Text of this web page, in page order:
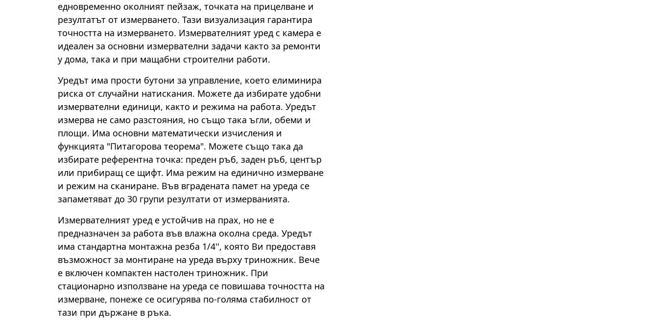
едновременно околният пейзаж, точката на прицелване и
резултатът от измерването. Тази визуализация гарантира
точността на измерването. Измервателният уред с камера е
идеален за основни измервателни задачи както за ремонти
у дома, така и при мащабни строителни работи.
Уредът има прости бутони за управление, което елиминира
риска от случайни натискания. Можете да избирате удобни
измервателни единици, както и режима на работа. Уредът
измерва не само разстояния, но също така ъгли, обеми и
площи. Има основни математически изчисления и
функцията "Питагорова теорема". Можете също така да
избирате референтна точка: преден ръб, заден ръб, център
или прибиращ се щифт. Има режим на единично измерване
и режим на сканиране. Във вградената памет на уреда се
запаметяват до 30 групи резултати от измерванията.
Измервателният уред е устойчив на прах, но не е
предназначен за работа във влажна околна среда. Уредът
има стандартна монтажна резба 1/4'', която Ви предоставя
възможност за монтиране на уреда върху триножник. Вече
е включен компактен настолен триножник. При
стационарно използване на уреда се повишава точността на
измерване, понеже се осигурява по-голяма стабилност от
тази при държане в ръка.